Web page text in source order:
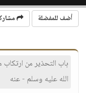
أضف للمفضلة
باب التحذير من
الله عليه وسلم - عنه